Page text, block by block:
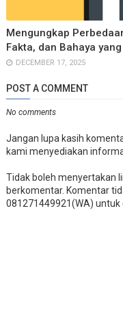
Mengungkap
Fakta, dan Bahaya
DECEMBER 17, 2025
POST A COMMENT
No comments
Jangan lupa kasih
kami menyediakan
Tidak boleh menyertakan
berkomentar. Komentar
081271449921(WA)